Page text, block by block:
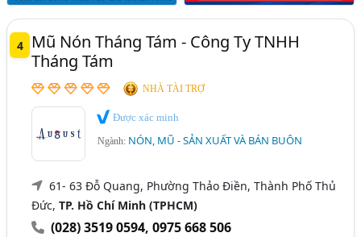
4
Mũ Nón Tháng Tám - Công Ty TNHH
Tháng Tám
NHÀ TÀI TRỢ
Được xác minh
Ngành: NÓN, MŨ - SẢN XUẤT VÀ BÁN BUÔN
61- 63 Đỗ Quang, Phường Thảo Điền, Thành Phố Thủ
Đức,TP. Hồ Chí Minh (TPHCM)
(028) 3519 0594,0975 668 506